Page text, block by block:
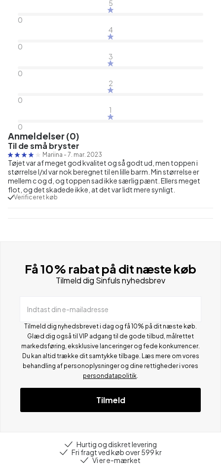
5
0
4
0
3
0
2
0
1
0
Anmeldelser (0)
Til de små bryster
Mariina - 7. mar. 2023
Tøjet var af meget god kvalitet og så godt ud, men toppen i
størrelse l/xl var nok beregnet til en lille barm. Min størrelse er
mellem c og d, og toppen sad ikke særlig pænt. Ellers meget
flot, og det skadede ikke, at det var lidt mere synligt.
Verificeret køb
Få 10% rabat på dit næste køb
Tilmeld dig Sinfuls nyhedsbrev
Indtast din e-mailadresse
Tilmeld dig nyhedsbrevet i dag og få 10% på dit næste køb.
Glæd dig også til VIP adgang til de gode tilbud, målrettet
markedsføring, eksklusive lanceringer og fede konkurrencer.
Du kan altid trække dit samtykke tilbage. Læs mere om vores
behandling af personoplysninger og dine rettigheder i vores
persondatapolitik
Tilmeld
Hurtig og diskret levering
Fri fragt ved køb over 599 kr
Vi er e-mærket